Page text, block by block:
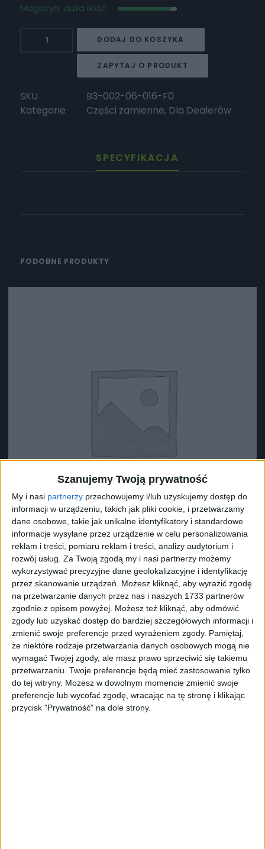
Szanujemy Twoją prywatność
My i nasi partnerzy przechowujemy i/lub uzyskujemy dostęp do
informacji w urządzeniu, takich jak pliki cookie, i przetwarzamy
dane osobowe, takie jak unikalne identyfikatory i standardowe
informacje wysyłane przez urządzenie w celu personalizowania
reklam i treści, pomiaru reklam i treści, analizy audytorium i
rozwój usług. Za Twoją zgodą my i nasi partnerzy możemy
wykorzystywać precyzyjne dane geolokalizacyjne i identyfikację
przez skanowanie urządzeń. Możesz kliknąć, aby wyrazić zgodę
na przetwarzanie danych przez nas i naszych 1733 partnerów
zgodnie z opisem powyżej. Możesz też kliknąć, aby odmówić
zgody lub uzyskać dostęp do bardziej szczegółowych informacji i
zmienić swoje preferencje przed wyrażeniem zgody. Pamiętaj,
że niektóre rodzaje przetwarzania danych osobowych mogą nie
wymagać Twojej zgody, ale masz prawo sprzeciwić się takiemu
przetwarzaniu. Twoje preferencje będą mieć zastosowanie tylko
do tej witryny. Możesz w dowolnym momencie zmienić swoje
preferencje lub wycofać zgodę, wracając na tę stronę i klikając
przycisk "Prywatność" na dole strony.
Magazyn: duża ilość
DODAJ DO KOSZYKA
ZAPYTAJ O PRODUKT
SKU
B3-002-06-016-F0
Kategorie
Części zamienne, Dla Dealerów
SPECYFIKACJA
PODOBNE PRODUKTY
Surron Opona terenowa S
170,71zł
ZOBACZ WIĘCEJ